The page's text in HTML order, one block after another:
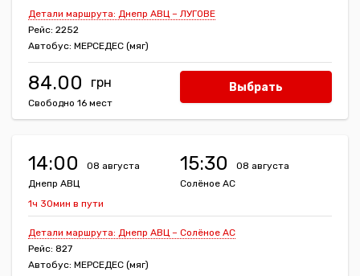
Детали маршрута: Днепр АВЦ – ЛУГОВЕ
Рейс: 2252
Автобус: МЕРСЕДЕС (мяг)
84.00
Свободно 16 мест
Выбрать
14:00
08 августа
Днепр АВЦ
15:30
08 августа
Солёное АС
1ч 30мин в пути
Детали маршрута: Днепр АВЦ – Солёное АС
Рейс: 827
Автобус: МЕРСЕДЕС (мяг)